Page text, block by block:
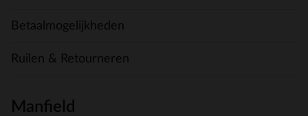
Betaalmogelijkheden
Ruilen & Retourneren
Manfield